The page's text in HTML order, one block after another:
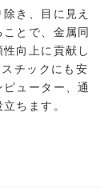
き、目に見え
とで、金属同
向上に貢献し
チックにも安
ューター、通
ちます。